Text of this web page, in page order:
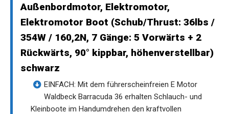
Außenbordmotor, Elektromotor,
Elektromotor Boot (Schub/Thrust: 36lbs /
354W / 160,2N, 7 Gänge: 5 Vorwärts + 2
Rückwärts, 90° kippbar, höhenverstellbar)
schwarz
EINFACH: Mit dem führerscheinfreien E Motor
Waldbeck Barracuda 36 erhalten Schlauch- und
Kleinboote im Handumdrehen den kraftvollen